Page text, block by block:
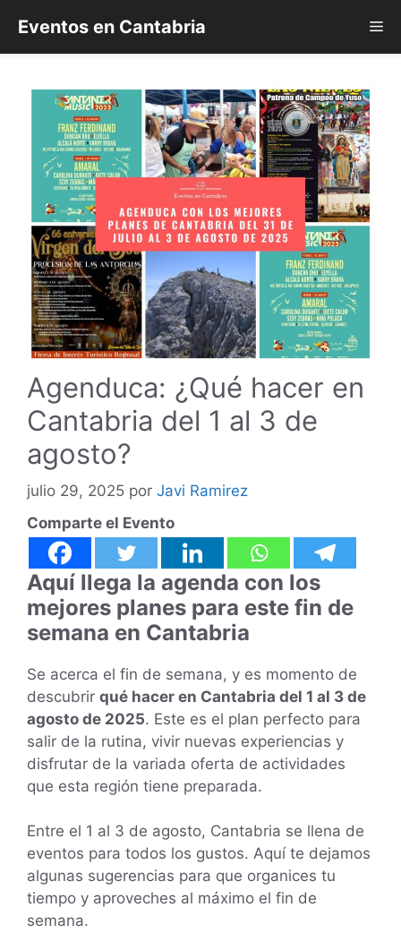
contenido
Eventos en Cantabria
Agenduca: ¿Qué hacer en
Cantabria del 1 al 3 de
agosto?
julio 29, 2025 por Javi Ramirez
Comparte el Evento
Aquí llega la agenda con los
mejores planes para este fin de
semana en Cantabria
Se acerca el fin de semana, y es momento de
descubrir qué hacer en Cantabria del 1 al 3 de
agosto de 2025. Este es el plan perfecto para
salir de la rutina, vivir nuevas experiencias y
disfrutar de la variada oferta de actividades
que esta región tiene preparada.
Entre el 1 al 3 de agosto, Cantabria se llena de
eventos para todos los gustos. Aquí te dejamos
algunas sugerencias para que organices tu
tiempo y aproveches al máximo el fin de
semana.